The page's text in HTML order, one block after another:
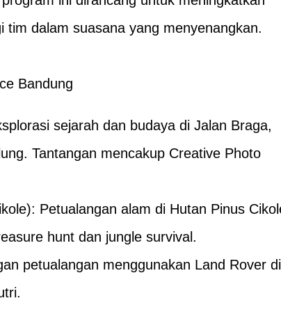
tim dalam suasana yang menyenangkan.
Bandung
sejarah dan budaya di Jalan Braga,
Tantangan mencakup Creative Photo
Petualangan alam di Hutan Pinus
hunt dan jungle survival.
petualangan menggunakan Land Rover di